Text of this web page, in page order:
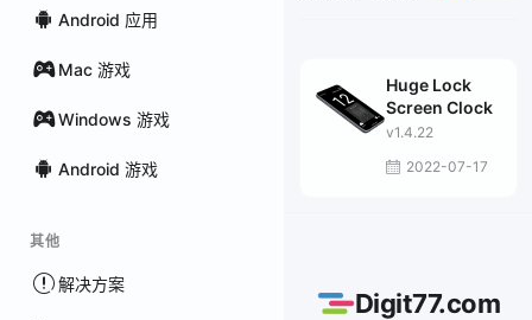
Android 应用
Mac 游戏
Windows 游戏
Android 游戏
其他
解决方案
Huge Lock
Screen Clock
v1.4.22
2022-07-17
Digit77.com